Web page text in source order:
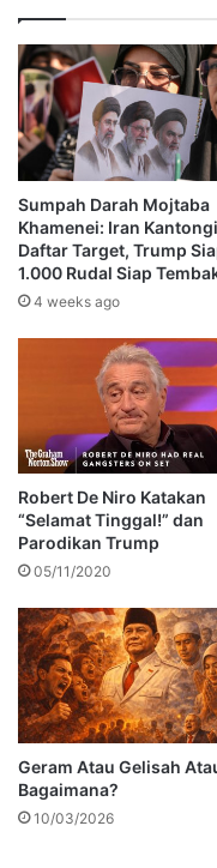
Sumpah Darah Mojtaba
Khamenei: Iran Kantongi
Daftar Target, Trump
1.000 Rudal Siap
4 weeks ago
Robert De Niro Katakan
“Selamat Tinggal!” dan
Parodikan Trump
05/11/2020
Geram Atau Gelisah
Bagaimana?
10/03/2026